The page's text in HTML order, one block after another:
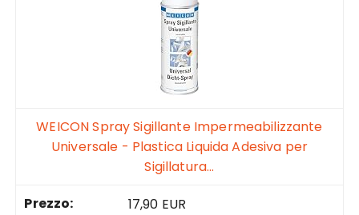
WEICON Spray Sigillante Impermeabilizzante
Universale - Plastica Liquida Adesiva per
Sigillatura...
17,90 EUR